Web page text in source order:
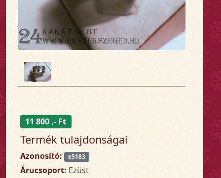
11 800 ,- Ft
Termék tulajdonságai
Azonosító: e5183
Árucsoport: Ezüst